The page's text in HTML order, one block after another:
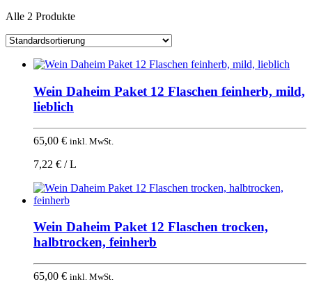
Alle 2 Produkte
Wein Daheim Paket 12 Flaschen feinherb, mild,
lieblich
65,00 € inkl. MwSt.
7,22 € / L
Wein Daheim Paket 12 Flaschen trocken,
halbtrocken, feinherb
65,00 € inkl. MwSt.